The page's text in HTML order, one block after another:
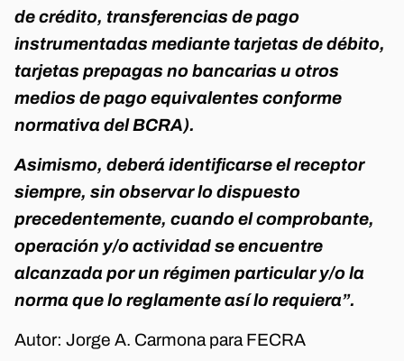
de crédito, transferencias de pago
instrumentadas mediante tarjetas de débito,
tarjetas prepagas no bancarias u otros
medios de pago equivalentes conforme
normativa del BCRA).
Asimismo, deberá identificarse el receptor
siempre, sin observar lo dispuesto
precedentemente, cuando el comprobante,
operación y/o actividad se encuentre
alcanzada por un régimen particular y/o la
norma que lo reglamente así lo requiera”.
Autor: Jorge A. Carmona para FECRA